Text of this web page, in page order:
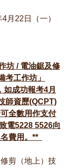
4月22日（一）
坊 / 電油鋸及修
考工作坊」
如成功報考4月
師資歷(QCPT)
全數用作支付
電5228 5526向
費用。**
剪（地上）技